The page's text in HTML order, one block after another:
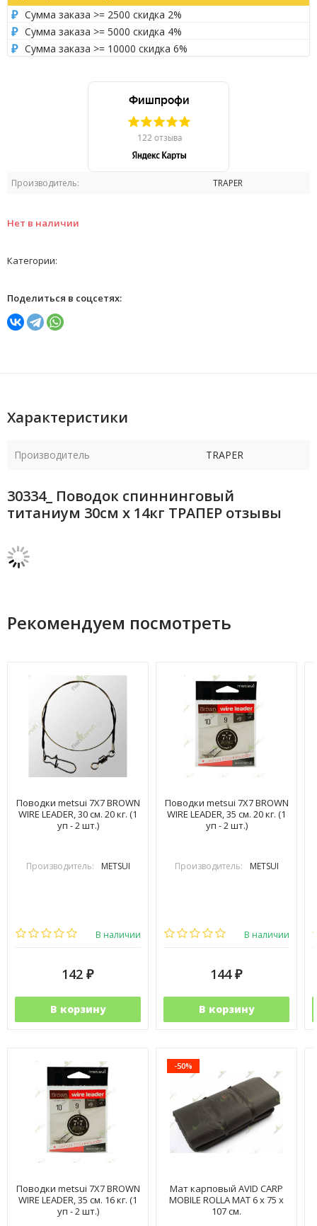
Производитель: TRAPER
Нет в наличии
Сумма заказа >= 2500 скидка 2%
Сумма заказа >= 5000 скидка 4%
Сумма заказа >= 10000 скидка 6%
Категории:
Поделиться в соцсетях:
Характеристики
Производитель TRAPER
30334_ Поводок спиннинговый
титаниум 30см х 14кг ТРАПЕР отзывы
Рекомендуем посмотреть
Поводки metsui 7X7 BROWN
WIRE LEADER, 30 см. 20 кг. (1
уп - 2 шт.)
Производитель: METSUI
В наличии
142 ₽
В корзину
Поводки metsui 7X7 BROWN
WIRE LEADER, 35 см. 20 кг. (1
уп - 2 шт.)
Производитель: METSUI
В наличии
144 ₽
В корзину
Поводки metsui 7X7 BROWN
WIRE LEADER, 35 см. 16 кг. (1
уп - 2 шт.)
-50%
Мат карповый AVID CARP
MOBILE ROLLA MAT 6 х 75 х
107 см.